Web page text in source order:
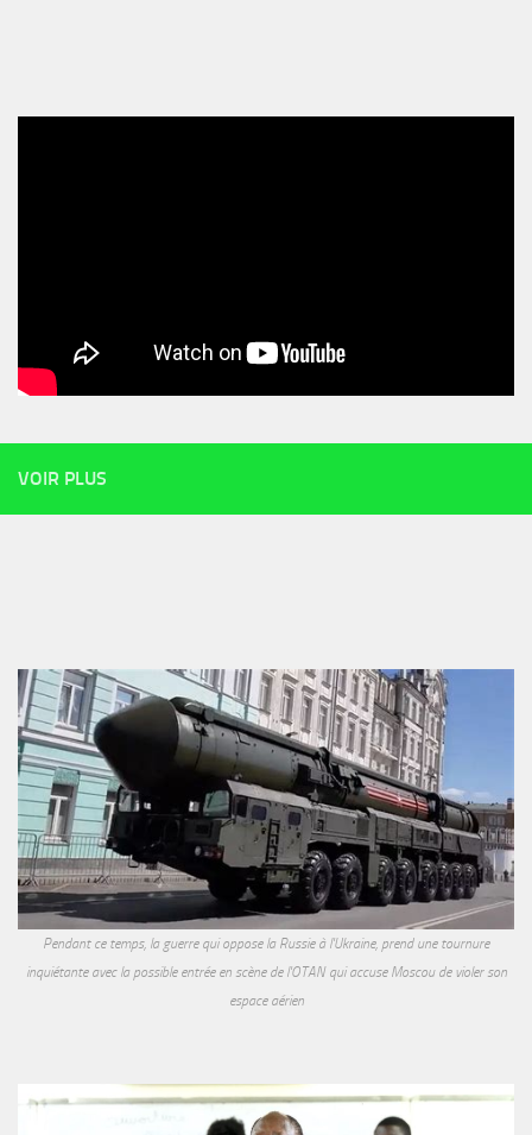
VOIR PLUS
Pendant ce temps, la guerre qui oppose la Russie à l'Ukraine, prend une tournure
inquiétante avec la possible entrée en scène de l'OTAN qui accuse Moscou de violer son
espace aérien